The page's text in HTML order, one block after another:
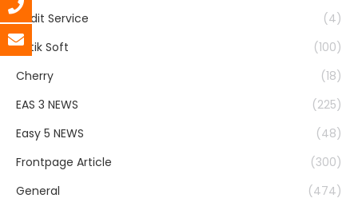
Audit Service
(4)
Batik Soft
(100)
Cherry
(18)
EAS 3 NEWS
(225)
Easy 5 NEWS
(48)
Frontpage Article
(300)
General
(474)